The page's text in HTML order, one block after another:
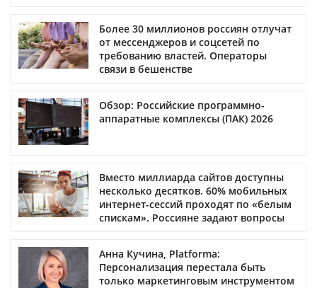
Более 30 миллионов россиян отлучат
от мессенджеров и соцсетей по
требованию властей. Операторы
связи в бешенстве
Обзор: Российские программно-
аппаратные комплексы (ПАК) 2026
Вместо миллиарда сайтов доступны
несколько десятков. 60% мобильных
интернет-сессий проходят по «белым
спискам». Россияне задают вопросы
Анна Кучина, Platforma:
Персонализация перестала быть
только маркетинговым инструментом